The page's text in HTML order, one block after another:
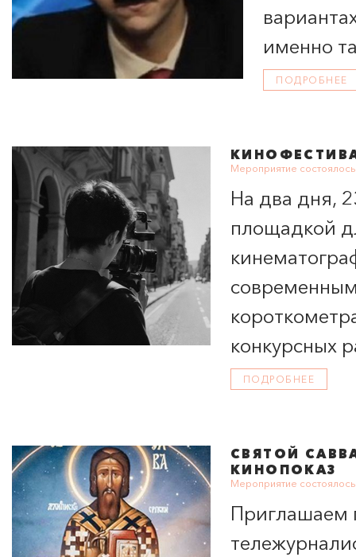
СВЯТОЙ
КИНОПОКАЗ
Мероприятие
Приглашаем
Мероприятие
На два дня,
площадкой
конкурсных
ценности и
ПОДРОБНЕЕ
именно
ПОДРОБНЕЕ